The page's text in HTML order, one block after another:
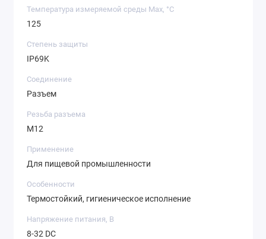
Температура измеряемой среды Max, °C
125
Степень защиты
IP69K
Соединение
Разъем
Резьба разъема
M12
Применение
Для пищевой промышленности
Особенности
Термостойкий, гигиеническое исполнение
Напряжение питания, В
8-32 DC